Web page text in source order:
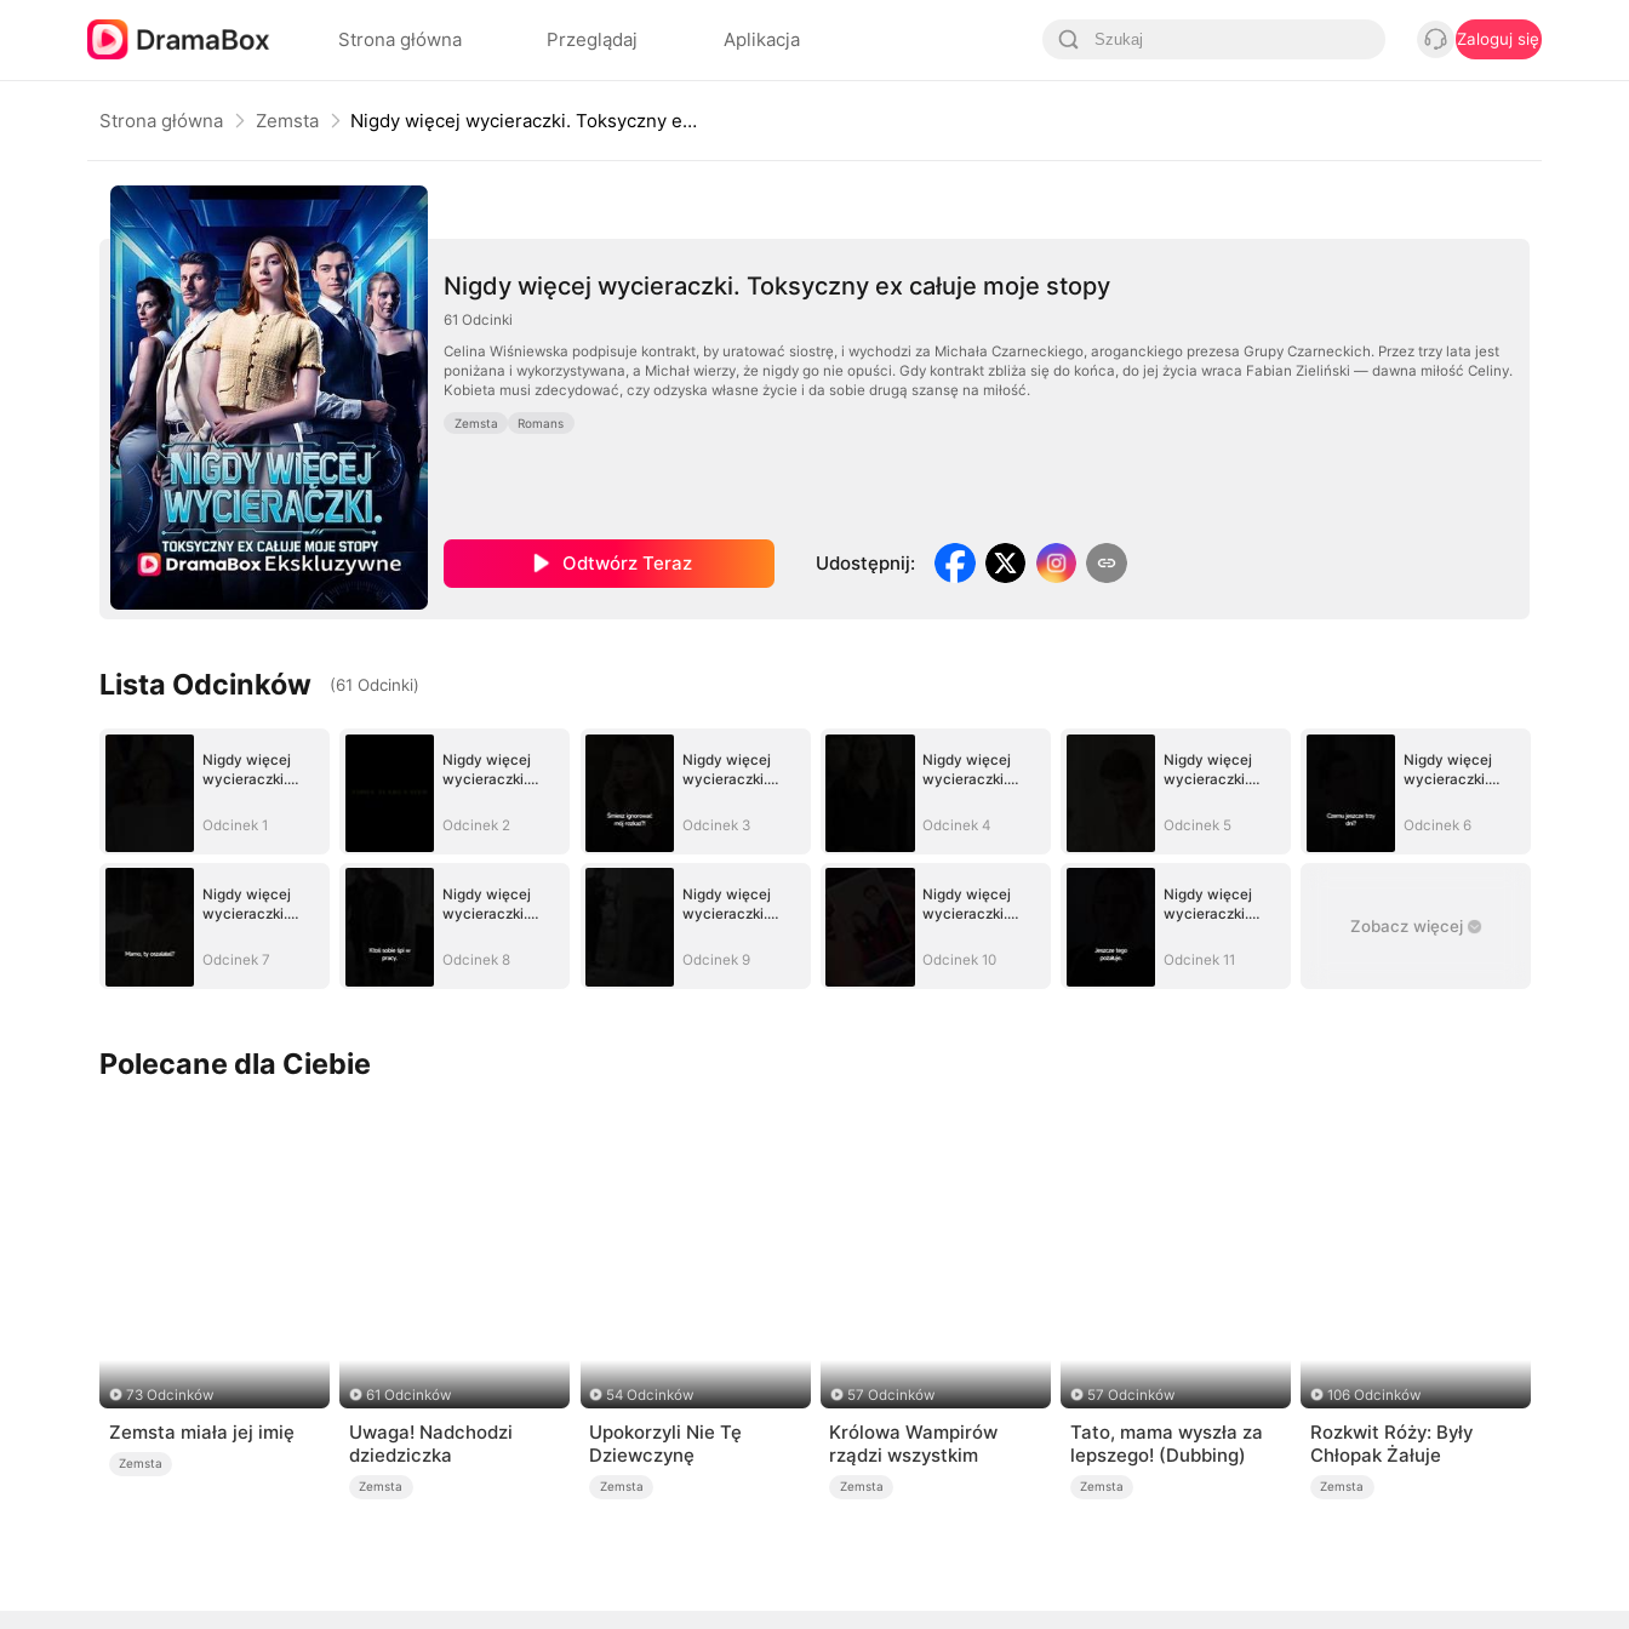
Strona główna Przeglądaj Aplikacja Zaloguj się
Strona główna Zemsta Nigdy więcej wycieraczki. Toksyczny ex całuje moje stopy
Nigdy więcej wycieraczki. Toksyczny ex całuje moje stopy
61 Odcinki
Celina Wiśniewska podpisuje kontrakt, by uratować siostrę, i wychodzi za Michała Czarneckiego, aroganckiego prezesa Grupy Czarneckich. Przez trzy lata jest
poniżana i wykorzystywana, a Michał wierzy, że nigdy go nie opuści. Gdy kontrakt zbliża się do końca, do jej życia wraca Fabian Zieliński — dawna miłość Celiny.
Kobieta musi zdecydować, czy odzyska własne życie i da sobie drugą szansę na miłość.
Zemsta Romans
Odtwórz Teraz Udostępnij:
Lista Odcinków (61 Odcinki)
Nigdy więcej
wycieraczki.
całuje moje stopy
Odcinek 1
Nigdy więcej
wycieraczki.
całuje moje stopy
Odcinek 2
Nigdy więcej
wycieraczki.
całuje moje stopy
Odcinek 3
Nigdy więcej
wycieraczki.
całuje moje stopy
Odcinek 4
Nigdy więcej
wycieraczki.
całuje moje stopy
Odcinek 5
Nigdy więcej
wycieraczki.
całuje moje stopy
Odcinek 6
Nigdy więcej
wycieraczki.
całuje moje stopy
Odcinek 7
Nigdy więcej
wycieraczki.
całuje moje stopy
Odcinek 8
Nigdy więcej
wycieraczki.
całuje moje stopy
Odcinek 9
Nigdy więcej
wycieraczki.
całuje moje stopy
Odcinek 10
Nigdy więcej
wycieraczki.
całuje moje stopy
Odcinek 11
Zobacz więcej
Polecane dla Ciebie
73 Odcinków
Zemsta miała jej imię
Zemsta
61 Odcinków
Uwaga! Nadchodzi
dziedziczka
Zemsta
54 Odcinków
Upokorzyli Nie Tę
Dziewczynę
Zemsta
57 Odcinków
Królowa Wampirów
rządzi wszystkim
Zemsta
57 Odcinków
Tato, mama wyszła za
lepszego! (Dubbing)
Zemsta
106 Odcinków
Rozkwit Róży: Były
Chłopak Żałuje
Zemsta